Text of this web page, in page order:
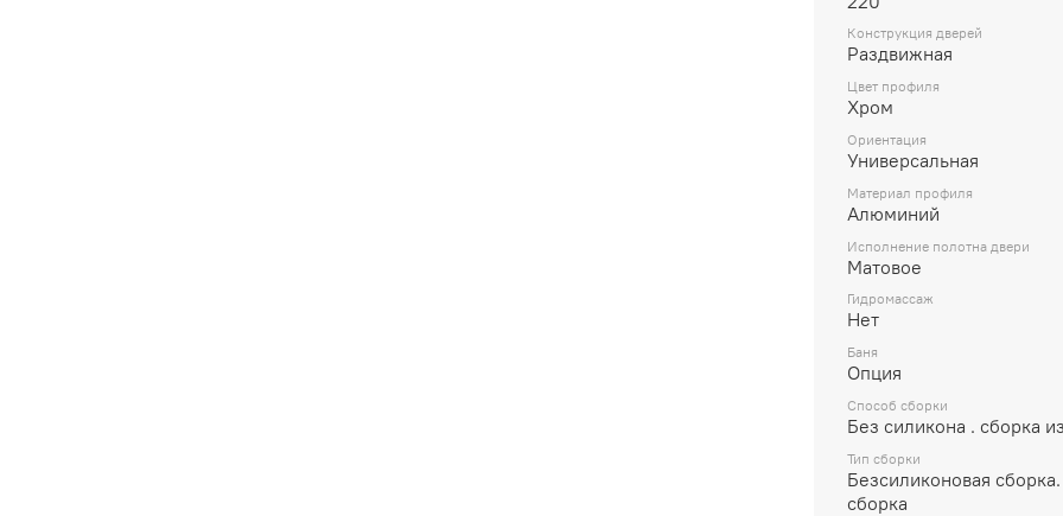
Конструкция дверей
Раздвижная
Цвет профиля
Хром
Ориентация
Универсальная
Материал профиля
Алюминий
Исполнение полотна двери
Матовое
Гидромассаж
Нет
Баня
Опция
Способ сборки
Без силикона . сборка
Тип сборки
Безсиликоновая
сборка